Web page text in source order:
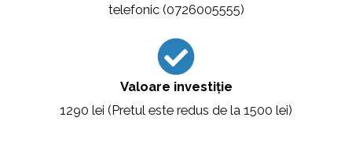
telefonic (0726005555)
Valoare investiție
1290 lei (Pretul este redus de la 1500 lei)